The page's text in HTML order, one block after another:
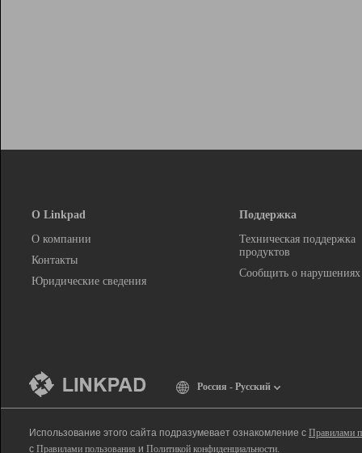
О Linkpad
О компании
Контакты
Юридические сведения
Поддержка
Техническая поддержка
продуктов
Сообщить о нарушениях
Россия - Русский
Использование этого сайта подразумевает ознакомление с Правилами
с Правилами пользования и Политикой конфиденциальности.